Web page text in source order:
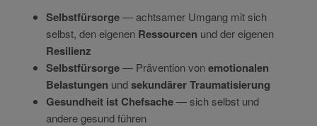
Selbstfürsorge—achtsamer Umgang mit sich
selbst, den eigenen Ressourcen und der eigenen
Resilienz
Selbstfürsorge— Prävention vonemotionalen
Belastungen undsekundärer Traumatisierung
Gesundheit ist Chefsache— sich selbst und
andere gesund führen